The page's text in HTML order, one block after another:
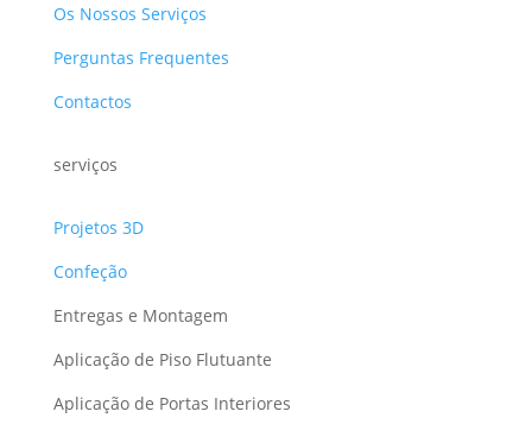
Os Nossos Serviços
Perguntas Frequentes
Contactos
serviços
Projetos 3D
Confeção
Entregas e Montagem
Aplicação de Piso Flutuante
Aplicação de Portas Interiores